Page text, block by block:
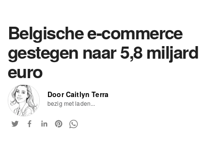
Belgische e-commerce
gestegen naar 5,8 miljard
euro
Door Caitlyn Terra
bezig met laden...